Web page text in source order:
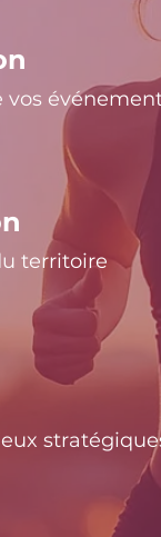
vos
territoire